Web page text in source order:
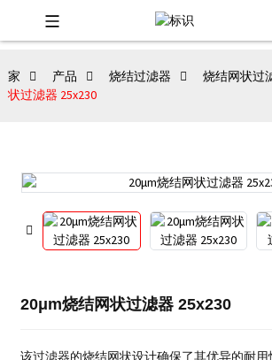
家 产品 烧结过滤器 烧结网状过
状过滤器 25x230
20μm烧结网状过滤器 25x230
该过滤器的烧结网状设计确保了其优异的耐用